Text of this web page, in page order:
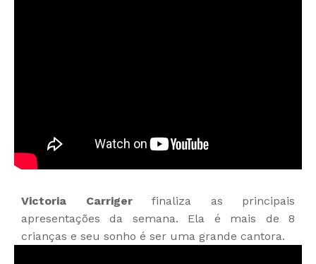
Victoria Carrigerfinaliza as principais
apresentações da semana. Ela é mais de 8
crianças e seu sonho é ser uma grande cantora.